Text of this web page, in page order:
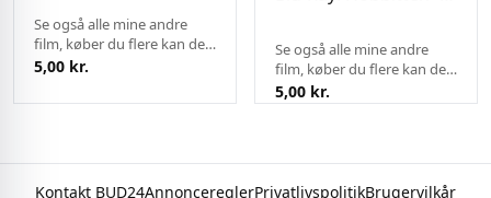
Se også alle mine andre
film, køber du flere kan de
sendes på samme fragt.
5,00 kr.
Se også alle mine andre
film, køber du flere kan de
sendes på samme fragt.
5,00 kr.
Kontakt BUD24AnnoncereglerPrivatlivspolitikBrugervilkår